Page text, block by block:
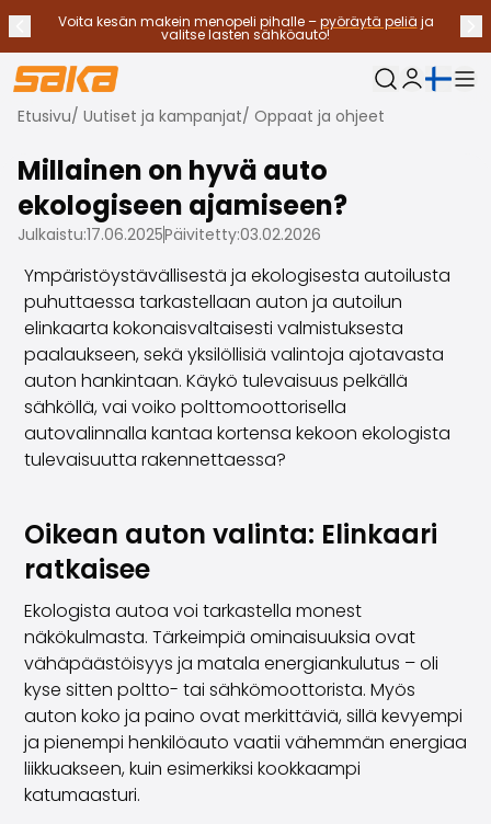
Edellinen ilmoitus
Voita kesän makein menopeli pihalle –pyöräytä peliä ja
valitse lasten sähköauto!
Lopeta ilmoitukset
✕
Oma Saka
Nykyinen
Vaihtoautot
Käyttövoimat
Katso kaikki vaihtoautot
Sähköautot
Hybridiautot
Dieselautot
Kaasuautot
Ota yhteyttä
Usein kysytyt kysymykset
Autotyypit
Maasturit ja katumaasturit
Nelivedot
Premium-autot
Farmariautot
Kaupunkiautot
Vetoautot
Pakettiautot
Hyötyajoneuvot
Huutokauppa-autot
Edulliset autot
Saka Select
Automerkit
Audi
BMW
Kia
Etusivu/ Uutiset ja kampanjat/ Oppaat ja ohjeet
Millainen on hyvä auto
ekologiseen ajamiseen?
Julkaistu:17.06.2025Päivitetty:03.02.2026
Ympäristöystävällisestä ja ekologisesta autoilusta
puhuttaessa tarkastellaan auton ja autoilun
elinkaarta kokonaisvaltaisesti valmistuksesta
paalaukseen, sekä yksilöllisiä valintoja ajotavasta
auton hankintaan. Käykö tulevaisuus pelkällä
sähköllä, vai voiko polttomoottorisella
autovalinnalla kantaa kortensa kekoon ekologista
tulevaisuutta rakennettaessa?
Oikean auton valinta: Elinkaari
ratkaisee
Ekologista autoa voi tarkastella monest
näkökulmasta. Tärkeimpiä ominaisuuksia ovat
vähäpäästöisyys ja matala energiankulutus – oli
kyse sitten poltto- tai sähkömoottorista. Myös
auton koko ja paino ovat merkittäviä, sillä kevyempi
ja pienempi henkilöauto vaatii vähemmän energiaa
liikkuakseen, kuin esimerkiksi kookkaampi
katumaasturi.